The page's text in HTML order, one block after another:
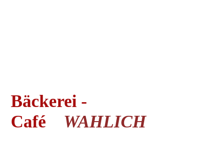
Bäckerei -
Café
WAHLICH